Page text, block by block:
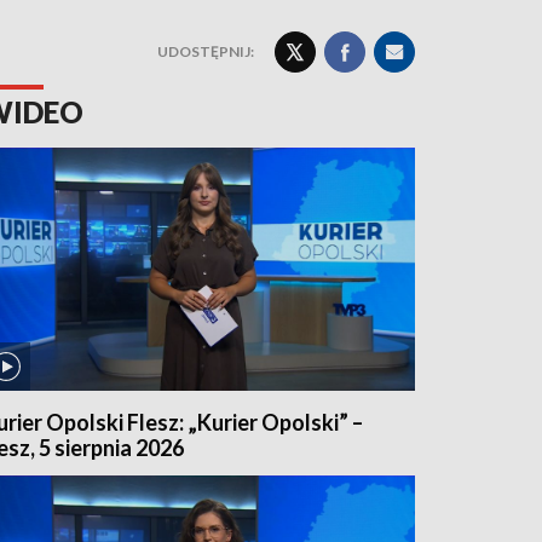
UDOSTĘPNIJ:
Opolski Flesz: „Kurier Opolski” –
5 sierpnia 2026